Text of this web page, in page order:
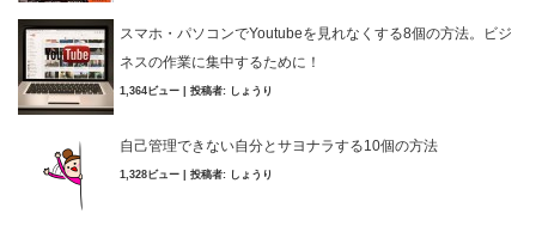
スマホ・パソコンでYoutubeを見れなくする8個の方法。ビジ
ネスの作業に集中するために！
1,364ビュー 投稿者: しょうり
自己管理できない自分とサヨナラする10個の方法
1,328ビュー 投稿者: しょうり